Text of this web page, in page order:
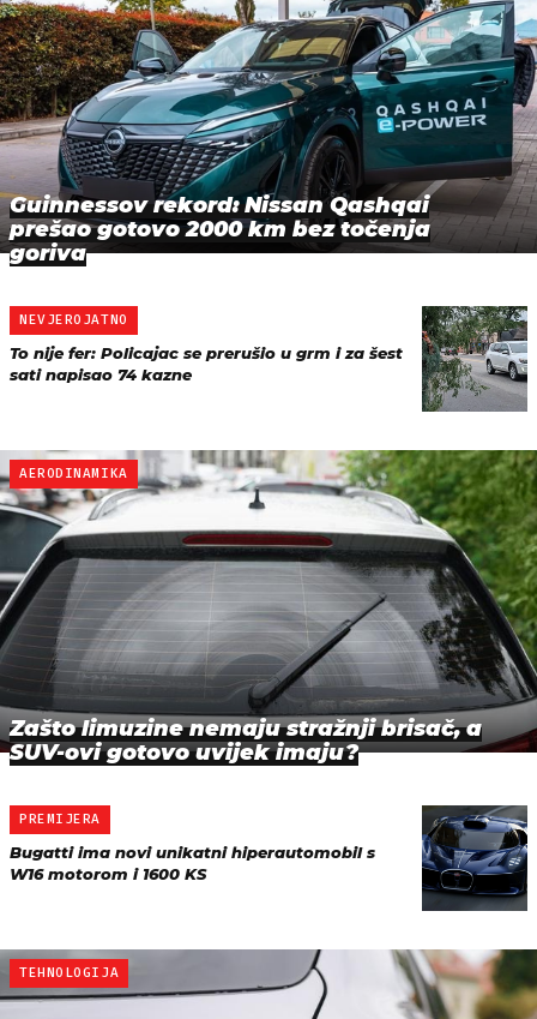
Guinnessov rekord: Nissan Qashqai
prešao gotovo 2000 km bez točenja
goriva
NEVJEROJATNO
To nije fer: Policajac se prerušio u grm i za šest
sati napisao 74 kazne
AERODINAMIKA
Zašto limuzine nemaju stražnji brisač, a
SUV-ovi gotovo uvijek imaju?
PREMIJERA
Bugatti ima novi unikatni hiperautomobil s
W16 motorom i 1600 KS
TEHNOLOGIJA